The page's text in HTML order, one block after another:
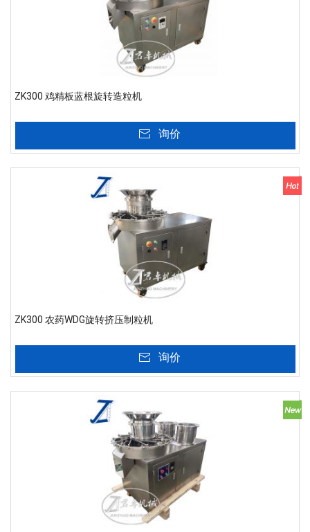
ZK300 鸡精板蓝根旋转造粒机
询价
ZK300 农药WDG旋转挤压制粒机
询价